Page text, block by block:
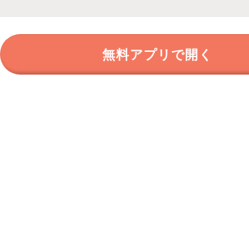
無料アプリで開く